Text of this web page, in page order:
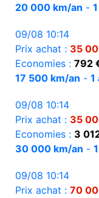
20 000 km/an -
09/08 10:14
Prix achat : 35
Economies : 792
17 500 km/an - 1
09/08 10:14
Prix achat : 35
Economies : 3
30 000 km/an -
09/08 10:14
Prix achat : 70